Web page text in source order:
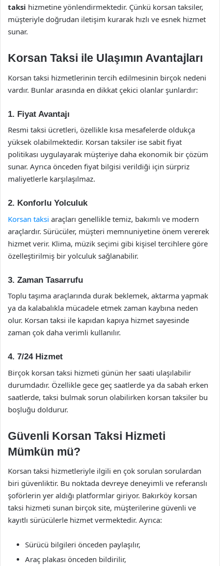
taksi hizmetine yönlendirmektedir. Çünkü korsan taksiler,
müşteriyle doğrudan iletişim kurarak hızlı ve esnek hizmet
sunar.
Korsan Taksi ile Ulaşımın Avantajları
Korsan taksi hizmetlerinin tercih edilmesinin birçok nedeni
vardır. Bunlar arasında en dikkat çekici olanlar şunlardır:
1. Fiyat Avantajı
Resmi taksi ücretleri, özellikle kısa mesafelerde oldukça
yüksek olabilmektedir. Korsan taksiler ise sabit fiyat
politikası uygulayarak müşteriye daha ekonomik bir çözüm
sunar. Ayrıca önceden fiyat bilgisi verildiği için sürpriz
maliyetlerle karşılaşılmaz.
2. Konforlu Yolculuk
Korsan taksi araçları genellikle temiz, bakımlı ve modern
araçlardır. Sürücüler, müşteri memnuniyetine önem vererek
hizmet verir. Klima, müzik seçimi gibi kişisel tercihlere göre
özelleştirilmiş bir yolculuk sağlanabilir.
3. Zaman Tasarrufu
Toplu taşıma araçlarında durak beklemek, aktarma yapmak
ya da kalabalıkla mücadele etmek zaman kaybına neden
olur. Korsan taksi ile kapıdan kapıya hizmet sayesinde
zaman çok daha verimli kullanılır.
4. 7/24 Hizmet
Birçok korsan taksi hizmeti günün her saati ulaşılabilir
durumdadır. Özellikle gece geç saatlerde ya da sabah erken
saatlerde, taksi bulmak sorun olabilirken korsan taksiler bu
boşluğu doldurur.
Güvenli Korsan Taksi Hizmeti
Mümkün mü?
Korsan taksi hizmetleriyle ilgili en çok sorulan sorulardan
biri güvenliktir. Bu noktada devreye deneyimli ve referanslı
şoförlerin yer aldığı platformlar giriyor. Bakırköy korsan
taksi hizmeti sunan birçok site, müşterilerine güvenli ve
kayıtlı sürücülerle hizmet vermektedir. Ayrıca:
Sürücü bilgileri önceden paylaşılır,
Araç plakası önceden bildirilir,